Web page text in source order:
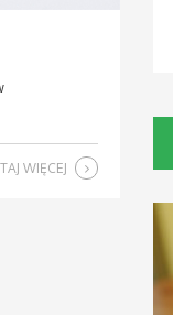
WIĘCEJ